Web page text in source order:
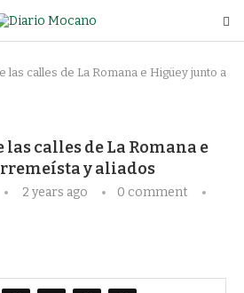
calles de La Romana e Higüey junto a
calles de La Romana e
y aliados
2 years ago
0 comment